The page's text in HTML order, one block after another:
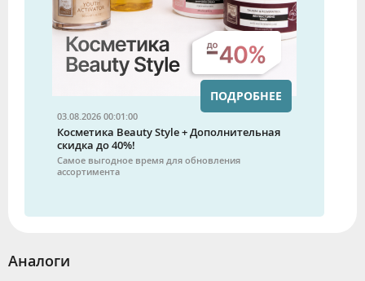
03.08.2026 00:01:00
Косметика Beauty Style + Дополнительная
скидка до 40%!
Самое выгодное время для обновления
ассортимента
ПОДРОБНЕЕ
Аналоги